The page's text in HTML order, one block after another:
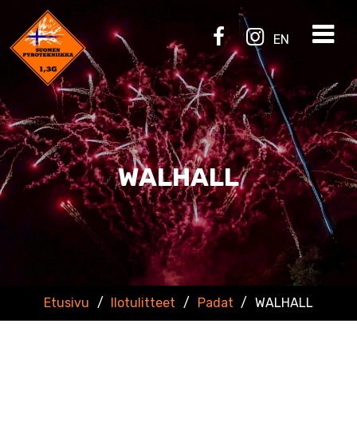
EN
WALHALL
Etusivu / Ilotulitteet / Padat / WALHALL